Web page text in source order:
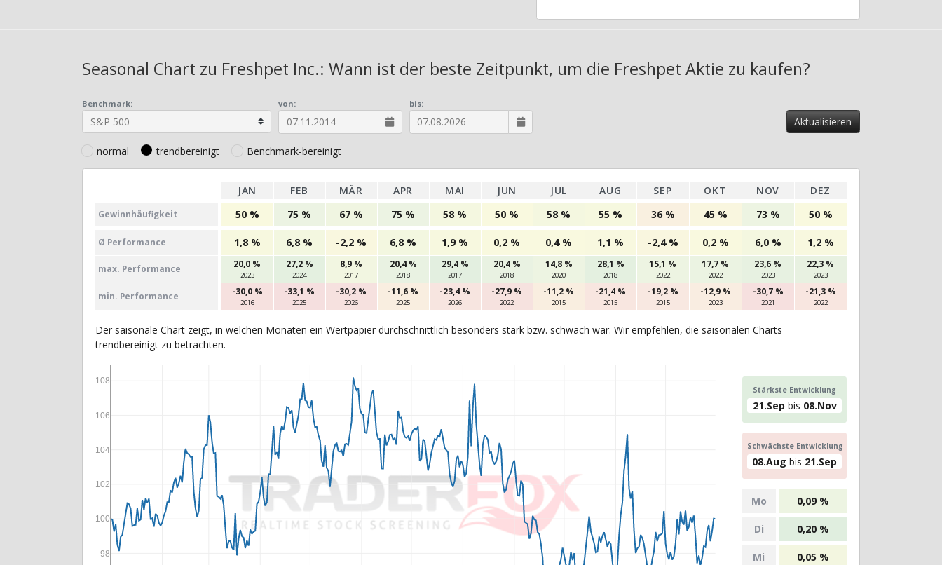
Seasonal Chart zu Freshpet Inc.: Wann ist der beste Zeitpunkt, um die Freshpet Aktie zu kaufen?
Benchmark: von: bis:
normal trendbereinigt Benchmark-bereinigt
JAN FEB MÄR APR MAI JUN JUL AUG SEP OKT NOV DEZ
Gewinn­häufig­keit 50 % 75 % 67 % 75 % 58 % 50 % 58 % 55 % 36 % 45 % 73 % 50 %
Ø Perfor­mance 1,8 % 6,8 % -2,2 % 6,8 % 1,9 % 0,2 % 0,4 % 1,1 % -2,4 % 0,2 % 6,0 % 1,2 %
max. Per­for­mance 20,0 %
2023
27,2 %
2024
8,9 %
2017
20,4 %
2018
29,4 %
2017
20,4 %
2018
14,8 %
2020
28,1 %
2018
15,1 %
2022
17,7 %
2022
23,6 %
2023
22,3 %
2023
min. Per­for­mance -30,0 %
2016
-33,1 %
2025
-30,2 %
2026
-11,6 %
2025
-23,4 %
2026
-27,9 %
2022
-11,2 %
2015
-21,4 %
2015
-19,2 %
2015
-12,9 %
2023
-30,7 %
2021
-21,3 %
2022
Der saisonale Chart zeigt, in welchen Monaten ein Wertpapier durchschnittlich besonders stark bzw. schwach war. Wir empfehlen, die saisonalen Charts
trendbereinigt zu betrachten.
98
100
102
104
106
108
Stärkste Entwicklung
21.Sep bis 08.Nov
Schwächste Entwicklung
08.Aug bis 21.Sep
Mo 0,09 %
Di 0,20 %
Mi 0,05 %